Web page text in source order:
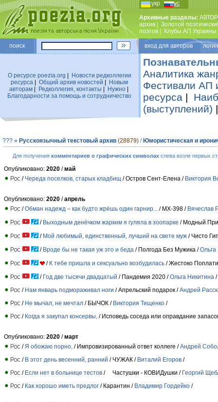
укр рус
Архивные разделы:
архив
Золотой
поэтов
Клубы АП Украины
поиск вход для авторов
О ресурсе poezia.org
Новости редколлегии
ресурса
Общий архив новостей
Новым
авторам| Редколлегия, контакты Нужно|
Благодарности за помощь и сотрудничество
Аналитика
Фестивали АП
ресурса |
(выступлений)
??? » Русскоязычный текстовый архив (28879) / Юмористическая и
Для получения комментариев о графических символахслева возле первых
Опубликовано: 2020 /май
/ Череда поселков, старых кладбищ / Остров Сент-Елена / Виктория
Опубликовано: 2020 /апрель
/Обман надежд – как будто жрёшь один гарнир... / МХ-398 / Вячеслав
/ Выходным денёчком жарким я гуляла в зоопарке / Модный
/ Мой любимый, единственный, лучший на свете муж / Чисто
/ Вроде бы не такая уж это и беда / Полгода Без Мужика /Ольга
/ К тебе пришла и сексуально возбудилась / Жестоко
/ Год две тысячи двадцатый / Пандемия 2020 /Ольга Никитина /
/ Нам январь подмораживал ноги / Апрельский подарок /Андрей
/ Нe мычал, нe мечтал / БЫЧОК / Виктория Тищенко /
/ Когда я закупал консервы, / Исповедь соседа или оправдание
Опубликовано: 2020 /март
/ Я обожаю порно, / Импровизированный ответ коллеге /Андрей
/ В этот день весенний, ранний / ЧУЖАК / Виталий Егоров /
/ Если нет в больнице тестов / Частушки - КОВИДушки / Георгий
/ Как хорошо иметь предлог / Карантин / Владимир Гордейко /